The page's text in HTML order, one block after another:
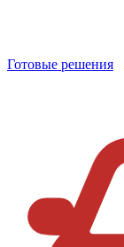
Готовые решения